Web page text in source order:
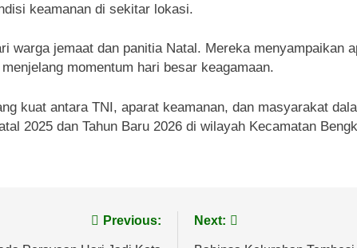
keamanan di sekitar lokasi.
warga jemaat dan panitia Natal. Mereka menyampaikan
momentum hari besar keagamaan.
kuat antara TNI, aparat keamanan, dan masyarakat
2025 dan Tahun Baru 2026 di wilayah Kecamatan
Previous: Next: